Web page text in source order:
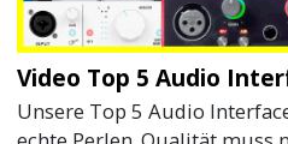
Video Top 5 Audio
Unsere Top 5 Audio